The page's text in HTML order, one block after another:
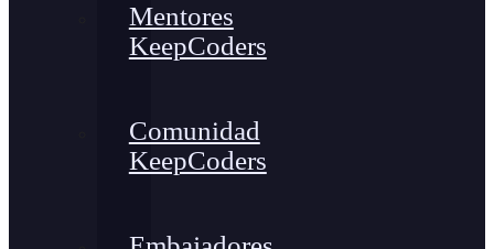
Mentores
KeepCoders
Comunidad
KeepCoders